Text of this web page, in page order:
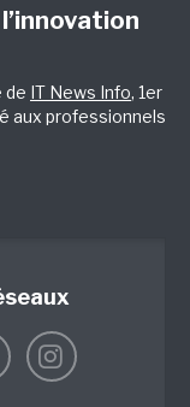
de IT News Info, 1er
aux professionnels